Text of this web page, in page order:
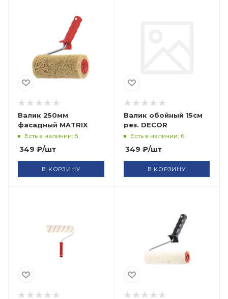
Валик 250мм
фасадный MATRIX
Есть в наличии: 5
349 ₽/шт
В КОРЗИНУ
Валик обойный 15см
рез. DECOR
Есть в наличии: 6
349 ₽/шт
В КОРЗИНУ